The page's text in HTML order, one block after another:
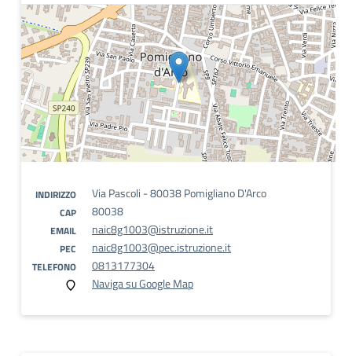
INDIRIZZO Via Pascoli - 80038 Pomigliano D'Arco
CAP 80038
EMAIL naic8g1003@istruzione.it
PEC naic8g1003@pec.istruzione.it
TELEFONO
0813177304
Naviga su Google Map